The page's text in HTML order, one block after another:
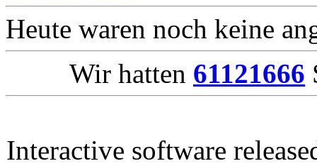
Heute waren noch keine
Wir hatten 61121666
Interactive software